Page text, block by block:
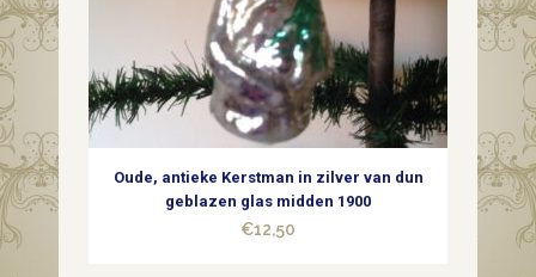
Oude, antieke Kerstman in zilver van dun
geblazen glas midden 1900
€12,50